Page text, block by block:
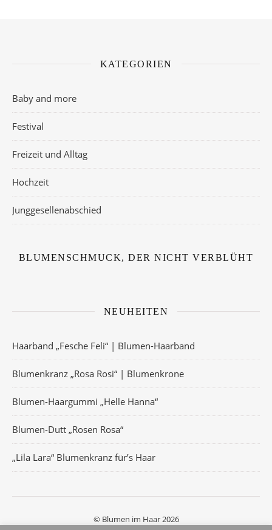
KATEGORIEN
Baby and more
Festival
Freizeit und Alltag
Hochzeit
Junggesellenabschied
BLUMENSCHMUCK, DER NICHT VERBLÜHT
NEUHEITEN
Haarband „Fesche Feli“ | Blumen-Haarband
Blumenkranz „Rosa Rosi“ | Blumenkrone
Blumen-Haargummi „Helle Hanna“
Blumen-Dutt „Rosen Rosa“
„Lila Lara“ Blumenkranz für’s Haar
© Blumen im Haar 2026